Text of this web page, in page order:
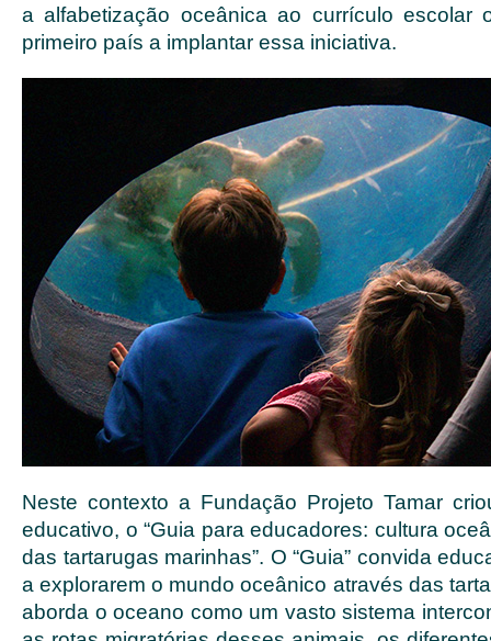
a alfabetização oceânica ao currículo escolar
primeiro país a implantar essa iniciativa.
Neste contexto a Fundação Projeto Tamar
educativo, o “Guia para educadores: cultura
das tartarugas marinhas”. O “Guia” convida
a explorarem o mundo oceânico através das
aborda o oceano como um vasto sistema